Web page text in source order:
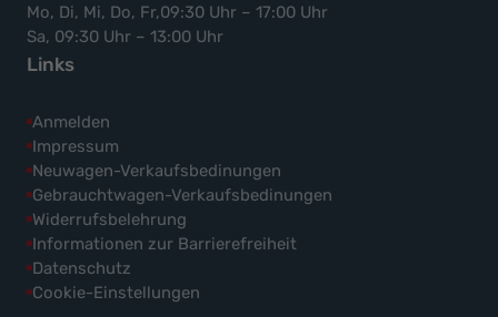
Mo, Di, Mi, Do, Fr,09:30 Uhr – 17:00 Uhr
Sa, 09:30 Uhr – 13:00 Uhr
Links
Anmelden
Impressum
Neuwagen-Verkaufsbedinungen
Gebrauchtwagen-Verkaufsbedinungen
Widerrufsbelehrung
Informationen zur Barrierefreiheit
Datenschutz
Cookie-Einstellungen